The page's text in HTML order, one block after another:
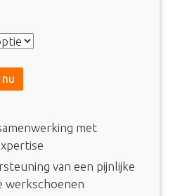
met
van een pijnlijke
werkschoenen